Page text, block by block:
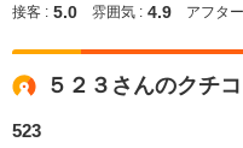
接客 : 5.0 雰囲気 : 4.9 アフタ
５２３さんのクチ
523